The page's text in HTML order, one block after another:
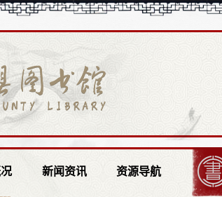
新闻资讯 资源导航